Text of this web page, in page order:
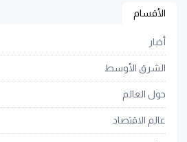
الأقسام
أخبار
الشرق الأوسط
حول العالم
عالم الاقتصاد